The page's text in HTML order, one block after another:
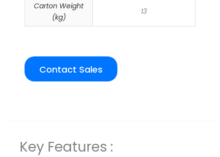
Carton Weight
(kg)
13
Contact Sales
Key Features :